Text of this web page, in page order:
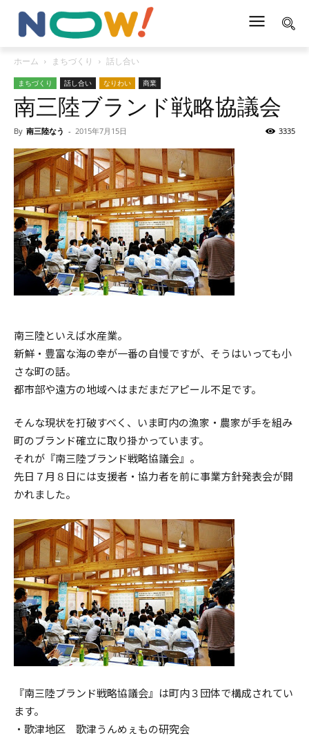
ホーム まちづくり 話し合い
まちづくり 話し合い なりわい 商業
南三陸ブランド戦略協議会
By 南三陸なう - 2015年7月15日 3335
南三陸といえば水産業。
新鮮・豊富な海の幸が一番の自慢ですが、そうはいっても小
さな町の話。
都市部や遠方の地域へはまだまだアピール不足です。
そんな現状を打破すべく、いま町内の漁家・農家が手を組み
町のブランド確立に取り掛かっています。
それが『南三陸ブランド戦略協議会』。
先日７月８日には支援者・協力者を前に事業方針発表会が開
かれました。
『南三陸ブランド戦略協議会』は町内３団体で構成されてい
ます。
・歌津地区 歌津うんめぇもの研究会